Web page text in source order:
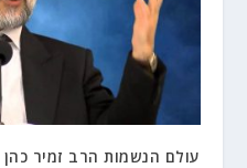
עולם הנשמות הרב זמיר כהן